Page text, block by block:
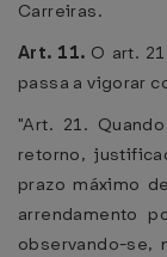
Carreiras.
Art. 11. O art.
passa a vigorar
"Art. 21.
retorno,
prazo máximo
arrendamento
observando-